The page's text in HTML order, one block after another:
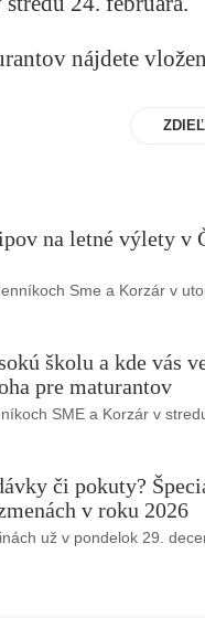
nájdete
na letné výlety v
Sme a Korzár v
školu a kde vás
pre maturantov
SME a Korzár v
či pokuty?
v roku 2026
už v pondelok 29.